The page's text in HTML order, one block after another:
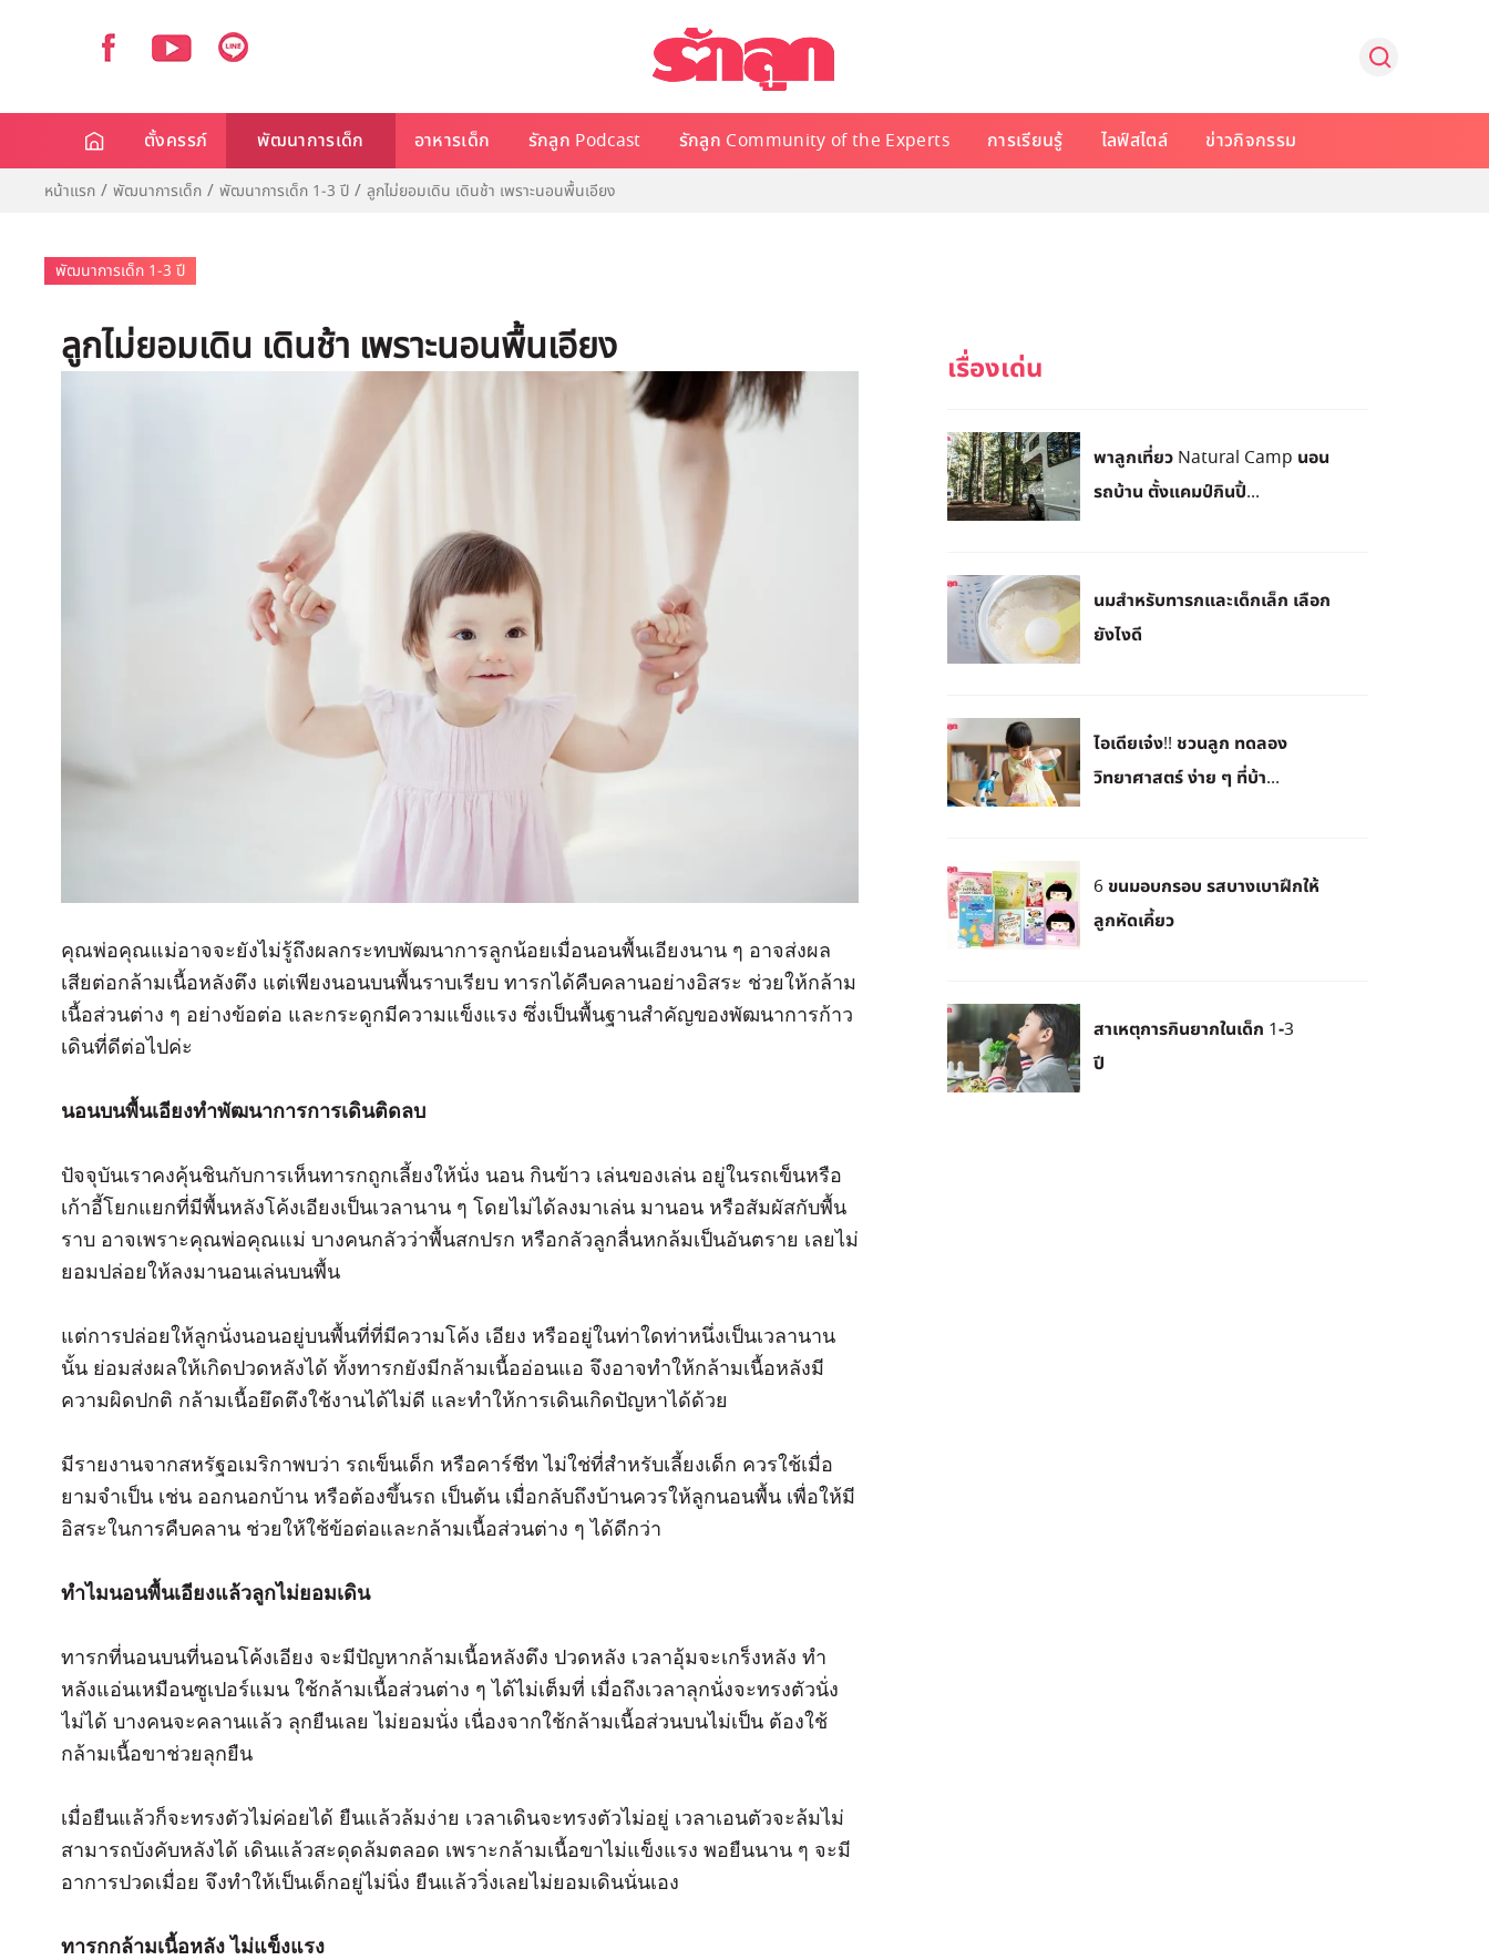
ตั้งครรภ์ พัฒนาการเด็ก อาหารเด็ก รักลูก Podcast รักลูก Community of the Experts การเรียนรู้ ไลฟ์สไตล์ ข่าวกิจกรรม
หน้าแรก พัฒนาการเด็ก พัฒนาการเด็ก 1-3 ปี ลูกไม่ยอมเดิน เดินช้า เพราะนอนพื้นเอียง
พัฒนาการเด็ก 1-3 ปี
ลูกไม่ยอมเดิน เดินช้า เพราะนอนพื้นเอียง
คุณพ่อคุณแม่อาจจะยังไม่รู้ถึงผลกระทบพัฒนาการลูกน้อยเมื่อนอนพื้นเอียงนาน ๆ อาจส่งผล
เสียต่อกล้ามเนื้อหลังตึง แต่เพียงนอนบนพื้นราบเรียบ ทารกได้คืบคลานอย่างอิสระ ช่วยให้กล้าม
เนื้อส่วนต่าง ๆ อย่างข้อต่อ และกระดูกมีความแข็งแรง ซึ่งเป็นพื้นฐานสำคัญของพัฒนาการก้าว
เดินที่ดีต่อไปค่ะ
นอนบนพื้นเอียงทำพัฒนาการการเดินติดลบ
ปัจจุบันเราคงคุ้นชินกับการเห็นทารกถูกเลี้ยงให้นั่ง นอน กินข้าว เล่นของเล่น อยู่ในรถเข็นหรือ
เก้าอี้โยกแยกที่มีพื้นหลังโค้งเอียงเป็นเวลานาน ๆ โดยไม่ได้ลงมาเล่น มานอน หรือสัมผัสกับพื้น
ราบ อาจเพราะคุณพ่อคุณแม่ บางคนกลัวว่าพื้นสกปรก หรือกลัวลูกลื่นหกล้มเป็นอันตราย เลยไม่
ยอมปล่อยให้ลงมานอนเล่นบนพื้น
แต่การปล่อยให้ลูกนั่งนอนอยู่บนพื้นที่ที่มีความโค้ง เอียง หรืออยู่ในท่าใดท่าหนึ่งเป็นเวลานาน
นั้น ย่อมส่งผลให้เกิดปวดหลังได้ ทั้งทารกยังมีกล้ามเนื้ออ่อนแอ จึงอาจทำให้กล้ามเนื้อหลังมี
ความผิดปกติ กล้ามเนื้อยึดตึงใช้งานได้ไม่ดี และทำให้การเดินเกิดปัญหาได้ด้วย
มีรายงานจากสหรัฐอเมริกาพบว่า รถเข็นเด็ก หรือคาร์ชีท ไม่ใช่ที่สำหรับเลี้ยงเด็ก ควรใช้เมื่อ
ยามจำเป็น เช่น ออกนอกบ้าน หรือต้องขึ้นรถ เป็นต้น เมื่อกลับถึงบ้านควรให้ลูกนอนพื้น เพื่อให้มี
อิสระในการคืบคลาน ช่วยให้ใช้ข้อต่อและกล้ามเนื้อส่วนต่าง ๆ ได้ดีกว่า
ทำไมนอนพื้นเอียงแล้วลูกไม่ยอมเดิน
ทารกที่นอนบนที่นอนโค้งเอียง จะมีปัญหากล้ามเนื้อหลังตึง ปวดหลัง เวลาอุ้มจะเกร็งหลัง ทำ
หลังแอ่นเหมือนซูเปอร์แมน ใช้กล้ามเนื้อส่วนต่าง ๆ ได้ไม่เต็มที่ เมื่อถึงเวลาลุกนั่งจะทรงตัวนั่ง
ไม่ได้ บางคนจะคลานแล้ว ลุกยืนเลย ไม่ยอมนั่ง เนื่องจากใช้กล้ามเนื้อส่วนบนไม่เป็น ต้องใช้
กล้ามเนื้อขาช่วยลุกยืน
เมื่อยืนแล้วก็จะทรงตัวไม่ค่อยได้ ยืนแล้วล้มง่าย เวลาเดินจะทรงตัวไม่อยู่ เวลาเอนตัวจะล้มไม่
สามารถบังคับหลังได้ เดินแล้วสะดุดล้มตลอด เพราะกล้ามเนื้อขาไม่แข็งแรง พอยืนนาน ๆ จะมี
อาการปวดเมื่อย จึงทำให้เป็นเด็กอยู่ไม่นิ่ง ยืนแล้ววิ่งเลยไม่ยอมเดินนั่นเอง
ทารกกล้ามเนื้อหลัง ไม่แข็งแรง
พาลูกเที่ยว Natural Camp นอน
รถบ้าน ตั้งแคมป์กินปิ้...
นมสำหรับทารกและเด็กเล็ก เลือก
ยังไงดี
ไอเดียเจ๋ง!! ชวนลูก ทดลอง
วิทยาศาสตร์ ง่าย ๆ ที่บ้า...
6 ขนมอบกรอบ รสบางเบาฝึกให้
ลูกหัดเคี้ยว
สาเหตุการกินยากในเด็ก 1-3
ปี